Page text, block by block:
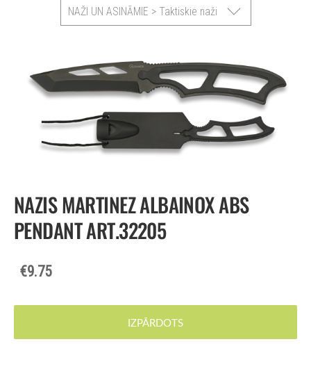
NAŽI UN ASINĀMIE > Taktiskie naži
NAZIS MARTINEZ ALBAINOX ABS
PENDANT ART.32205
€9.75
IZPĀRDOTS